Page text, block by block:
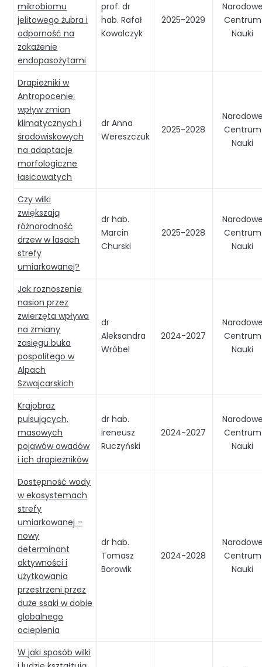
mikrobiomu
jelitowego żubra i
odporność na
zakażenie
endopasożytami
prof. dr
hab. Rafał
Kowalczyk
2025-2029
Centrum
Nauki
Drapieżniki w
Antropocenie:
wpływ zmian
klimatycznych i
środowiskowych
na adaptacje
morfologiczne
łasicowatych
dr Anna
Wereszczuk
2025-2028
Centrum
Nauki
Czy wilki
zwiększają
różnorodność
drzew w lasach
strefy
umiarkowanej?
dr hab.
Marcin
Churski
2025-2028
Centrum
Nauki
Jak roznoszenie
nasion przez
zwierzęta wpływa
na zmiany
zasięgu buka
pospolitego w
Alpach
Szwajcarskich
dr
Aleksandra
Wróbel
2024-2027
Centrum
Nauki
Krajobraz
pulsujących,
masowych
pojawów owadów
i ich drapieżników
dr hab.
Ireneusz
Ruczyński
2024-2027
Centrum
Nauki
Dostępność wody
w ekosystemach
strefy
umiarkowanej –
nowy
determinant
aktywności i
użytkowania
przestrzeni przez
duże ssaki w dobie
globalnego
ocieplenia
dr hab.
Tomasz
Borowik
2024-2028
Centrum
Nauki
W jaki sposób wilki